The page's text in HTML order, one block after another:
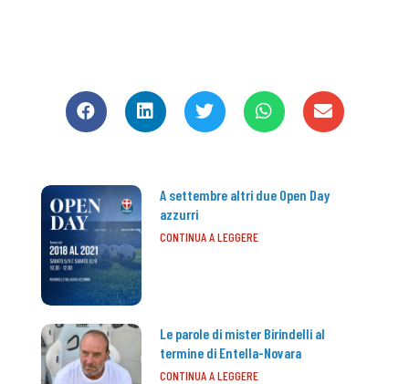
A settembre altri due Open Day
azzurri
CONTINUA A LEGGERE
Le parole di mister Birindelli al
termine di Entella-Novara
CONTINUA A LEGGERE